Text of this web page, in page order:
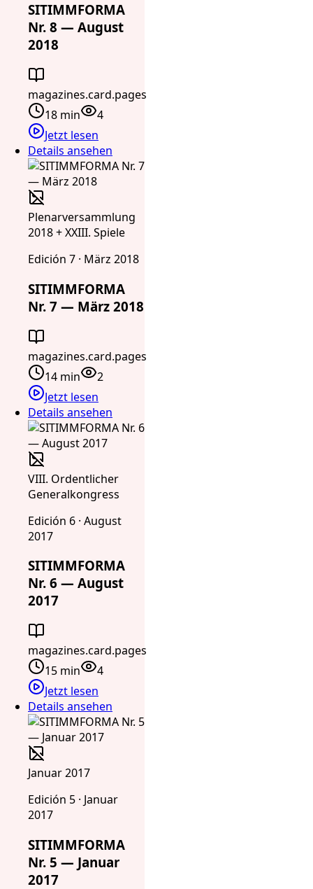
SITIMMFORMA
Nr. 8 — August
2018
magazines.card.pages
18 min
4
Jetzt lesen
Details ansehen
Plenarversammlung
2018 + XXIII. Spiele
Edición 7 · März 2018
SITIMMFORMA
Nr. 7 — März 2018
magazines.card.pages
14 min
2
Jetzt lesen
Details ansehen
VIII. Ordentlicher
Generalkongress
Edición 6 · August
2017
SITIMMFORMA
Nr. 6 — August
2017
magazines.card.pages
15 min
4
Jetzt lesen
Details ansehen
Januar 2017
Edición 5 · Januar
2017
SITIMMFORMA
Nr. 5 — Januar
2017